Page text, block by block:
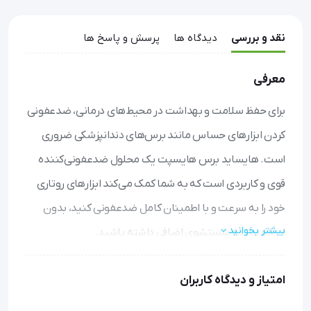
نقد و بررسی دیدگاه ها پرسش و پاسخ ها
معرفی
برای حفظ سلامت و بهداشت در محیط‌های درمانی، ضدعفونی
کردن ابزارهای حساس مانند برس‌های دندانپزشکی ضروری
است. هایساید برس هایسپت یک محلول ضدعفونی‌کننده
قوی و کاربردی است که به شما کمک می‌کند ابزارهای روتاری
خود را به سرعت و با اطمینان کامل ضدعفونی کنید، بدون
اینکه نیاز به شستشوی اضافی داشته باشید.
چهارتایی و ایزوپروپانول، هایساید برس هایسپت طیف
بیشتر بخوانید
امتیاز و دیدگاه کاربران